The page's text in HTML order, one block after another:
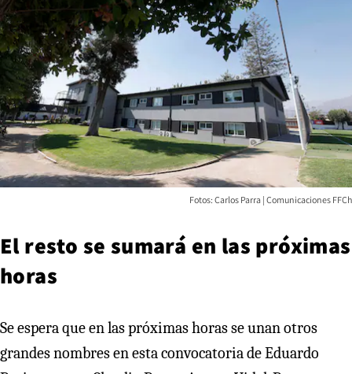
Fotos: Carlos Parra | Comunicaciones FFCh
El resto se sumará en las próximas
horas
Se espera que en las próximas horas se unan otros
grandes nombres en esta convocatoria de Eduardo